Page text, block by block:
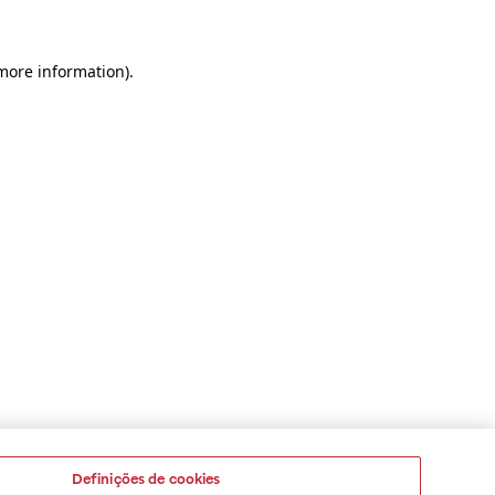
information).
Definições de cookies